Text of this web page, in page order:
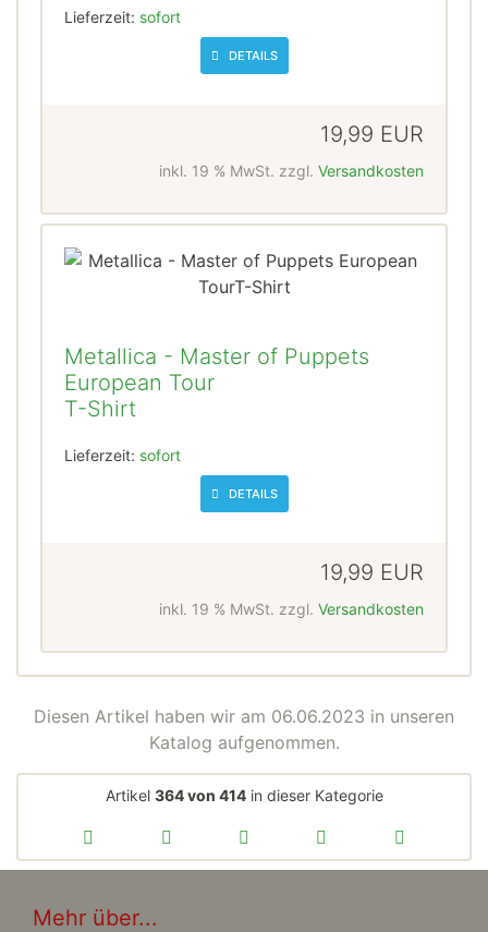
Lieferzeit: sofort
DETAILS
19,99 EUR
inkl. 19 % MwSt. zzgl. Versandkosten
Metallica - Master of Puppets
European Tour
T-Shirt
Lieferzeit: sofort
DETAILS
19,99 EUR
inkl. 19 % MwSt. zzgl. Versandkosten
Diesen Artikel haben wir am 06.06.2023 in unseren
Katalog aufgenommen.
Artikel 364 von 414in dieser Kategorie
Mehr über...